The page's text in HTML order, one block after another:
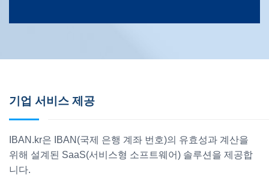
기업 서비스 제공
IBAN.kr은 IBAN(국제 은행 계좌 번호)의 유효성과 계산을
위해 설계된 SaaS(서비스형 소프트웨어) 솔루션을 제공합
니다.